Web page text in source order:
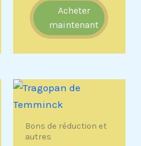
Acheter
maintenant
Bons de réduction et
autres